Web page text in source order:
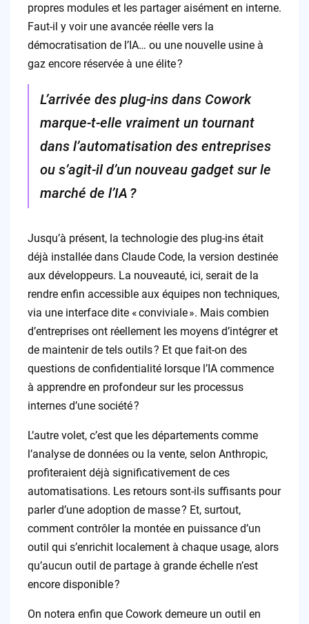
propres modules et les partager aisément en interne.
Faut-il y voir une avancée réelle vers la
démocratisation de l’IA… ou une nouvelle usine à
gaz encore réservée à une élite ?
L’arrivée des plug-ins dans Cowork
marque-t-elle vraiment un tournant
dans l’automatisation des entreprises
ou s’agit-il d’un nouveau gadget sur le
marché de l’IA ?
Jusqu’à présent, la technologie des plug-ins était
déjà installée dans Claude Code, la version destinée
aux développeurs. La nouveauté, ici, serait de la
rendre enfin accessible aux équipes non techniques,
via une interface dite « conviviale ». Mais combien
d’entreprises ont réellement les moyens d’intégrer et
de maintenir de tels outils ? Et que fait-on des
questions de confidentialité lorsque l’IA commence
à apprendre en profondeur sur les processus
internes d’une société ?
L’autre volet, c’est que les départements comme
l’analyse de données ou la vente, selon Anthropic,
profiteraient déjà significativement de ces
automatisations. Les retours sont-ils suffisants pour
parler d’une adoption de masse ? Et, surtout,
comment contrôler la montée en puissance d’un
outil qui s’enrichit localement à chaque usage, alors
qu’aucun outil de partage à grande échelle n’est
encore disponible ?
On notera enfin que Cowork demeure un outil en